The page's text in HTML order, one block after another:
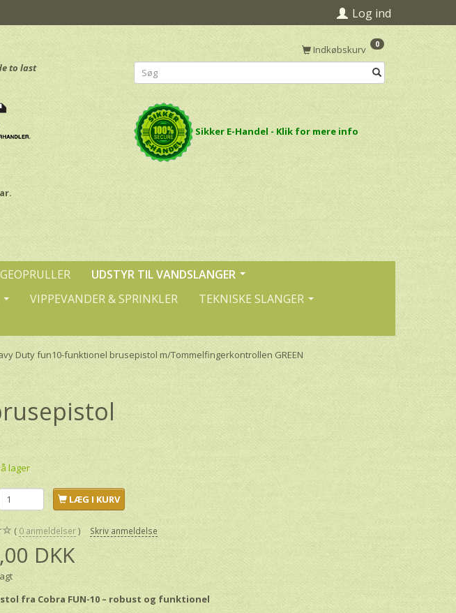
Log ind
to last
Indkøbskurv 0
Sikker E-Handel - Klik for mere info
UDSTYR TIL VANDSLANGER
VIPPEVANDER & SPRINKLER
TEKNISKE SLANGER
Duty fun10-funktionel brusepistol m/Tommelfingerkontrollen GREEN
lager
LÆG I KURV
0 anmeldelser Skriv anmeldelse
DKK
fra Cobra FUN-10 – robust og funktionel